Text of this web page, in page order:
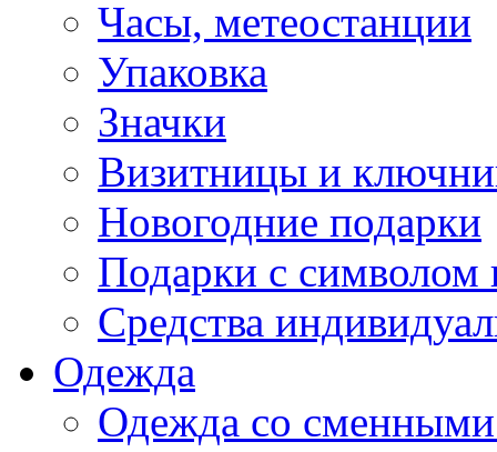
Часы, метеостанции
Упаковка
Значки
Визитницы и
Новогодние подарки
Подарки с символом
Средства
Одежда
Одежда со сменными